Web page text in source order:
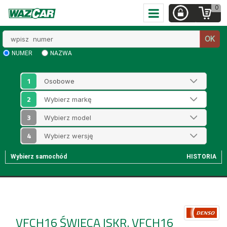
0
numer
OK
NUMER NAZWA
1
2
3
4
Wybierz samochód HISTORIA
VFCH16ŚWIECA ISKR. VFCH16